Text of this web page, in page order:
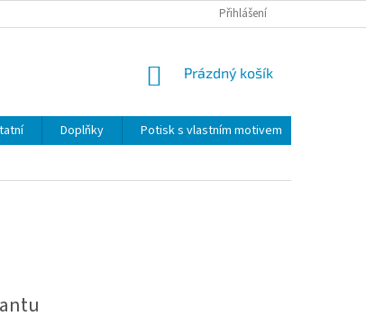
Přihlášení
NÁKUPNÍ
Prázdný košík
Doplňky Potisk s vlastním motivem